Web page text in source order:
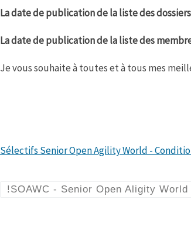
La date de publication de la liste des
La date de publication de la liste des
Je vous souhaite à toutes et à tous mes
Sélectifs Senior Open Agility World -
!SOAWC - Senior Open Aligity World